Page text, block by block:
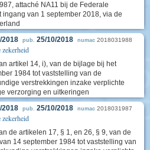
attaché NA11 bij de Federale
van 1 september 2018, via de
2018 pub. 25/10/2018 numac 2018031988
zekerheid
artikel 14, i), van de bijlage bij het
1984 tot vaststelling van de
verstrekkingen inzake verplichte
verzorging en uitkeringen
2018 pub. 25/10/2018 numac 2018031987
zekerheid
de artikelen 17, § 1, en 26, § 9, van de
14 september 1984 tot vaststelling van